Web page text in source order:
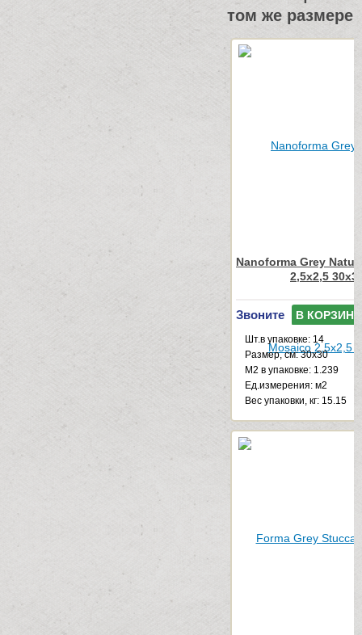
том же размере
Nanoforma Grey
2,5x2,5
Звоните В КОРЗИНУ
Шт.в упаковке: 14
Размер, см: 30x30
М2 в упаковке: 1.239
Ед.измерения: м2
Веc упаковки, кг: 15.15